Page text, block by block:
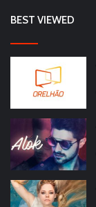
BEST VIEWED